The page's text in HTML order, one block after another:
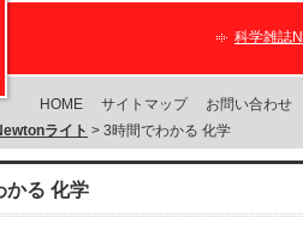
科学雑誌
HOME サイトマップ お問い合わせ
ライト > 3時間でわかる 化学
かる 化学